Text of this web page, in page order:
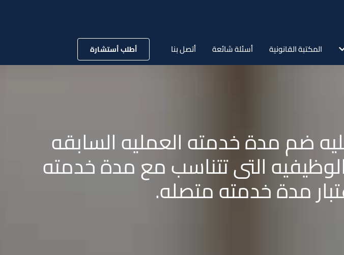
المكتبة القانونية أسئلة شائعة أتصل بنا أطلب أستشارة
ضم مدة خدمته العمليه السابقه
التى تتناسب مع مدة خدمته
مدة خدمته متصله.